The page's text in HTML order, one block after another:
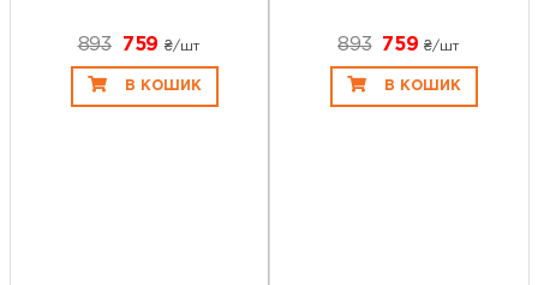
893 759 ₴/шт
В КОШИК
893 759₴/шт
В КОШИК